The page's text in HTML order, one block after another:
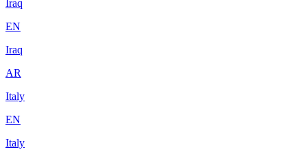
Iraq
EN
Iraq
AR
Italy
EN
Italy